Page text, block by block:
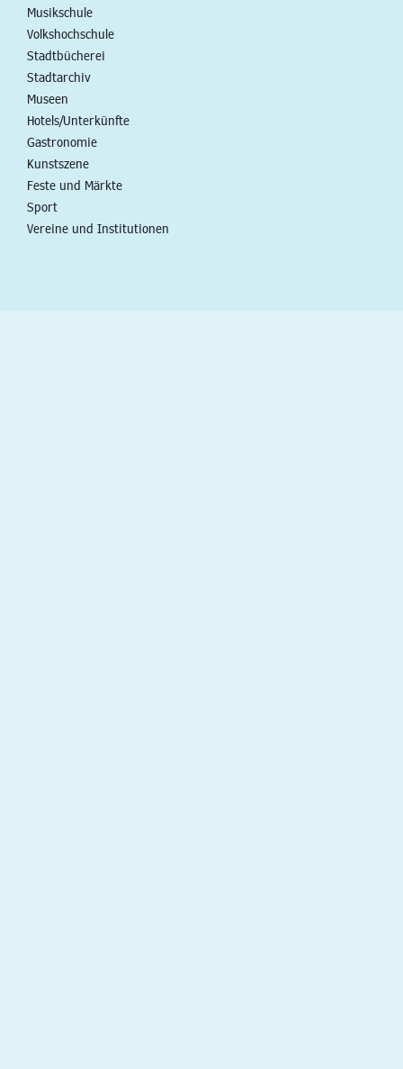
Musikschule
Volkshochschule
Stadtbücherei
Stadtarchiv
Museen
Hotels/Unterkünfte
Gastronomie
Kunstszene
Feste und Märkte
Sport
Vereine und Institutionen